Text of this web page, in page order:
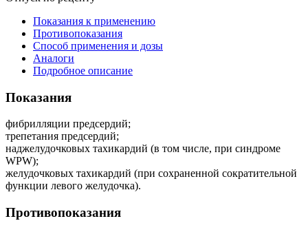
Показания к применению
Противопоказания
Способ применения и дозы
Аналоги
Подробное описание
Показания
фибрилляции предсердий;
трепетания предсердий;
наджелудочковых тахикардий (в том числе, при синдроме
WPW);
желудочковых тахикардий (при сохраненной сократительной
функции левого желудочка).
Противопоказания